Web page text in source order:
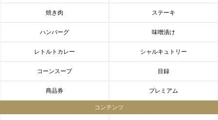
焼き肉 ステーキ
ハンバーグ 味噌漬け
レトルトカレー シャルキュトリー
コーンスープ 目録
商品券 プレミアム
コンテンツ